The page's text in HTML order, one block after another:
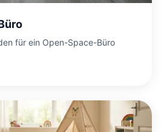
für ein Open-Space-Büro